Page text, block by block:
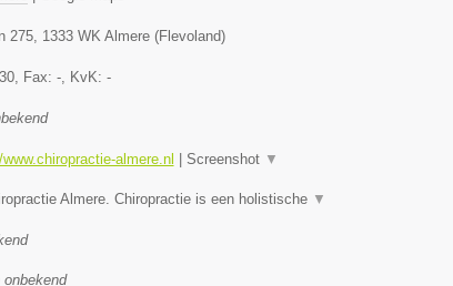
275, 1333 WK Almere(Flevoland)
, Fax: -, KvK: -
almere.nl Screenshot ▼
Almere. Chiropractie is een holistische ▼